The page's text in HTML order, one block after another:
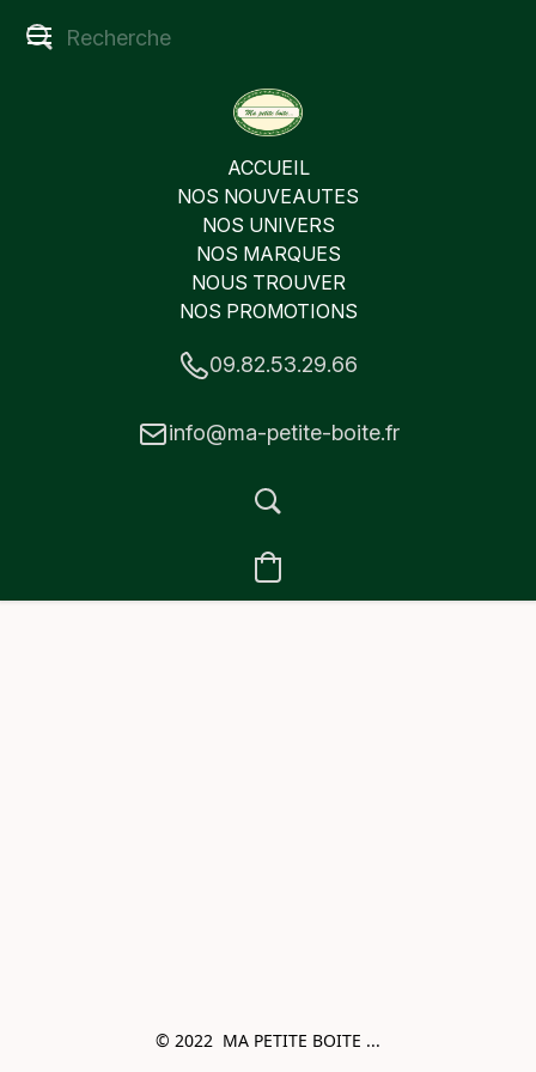
ACCUEIL
NOS NOUVEAUTES
NOS UNIVERS
NOS MARQUES
NOUS TROUVER
NOS PROMOTIONS
09.82.53.29.66
info@ma-petite-boite.fr
© 2022  MA PETITE BOITE ...